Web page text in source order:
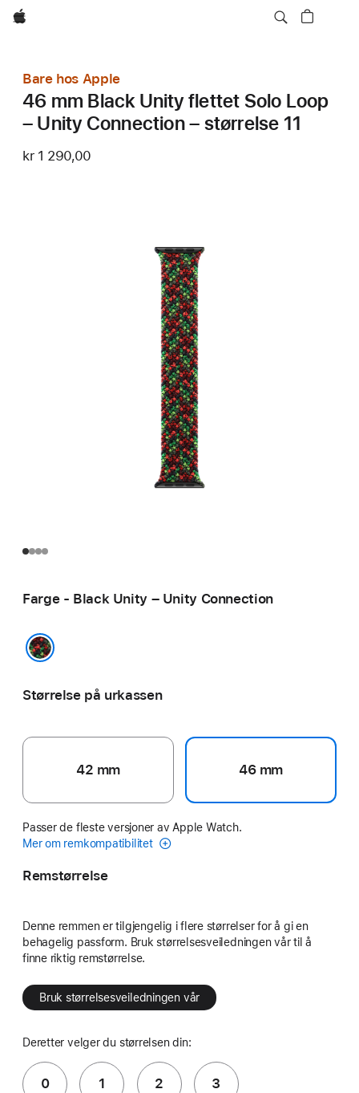
Apple
Bare hos Apple
46 mm Black Unity flettet Solo Loop
– Unity Connection – størrelse 11
kr 1 290,00
Farge - Black Unity – Unity Connection
Størrelse på urkassen
42 mm 46 mm
Passer de fleste versjoner av Apple Watch.
Mer om remkompatibilitet
Remstørrelse
Denne remmen er tilgjengelig i flere størrelser for å gi en
behagelig passform. Bruk størrelsesveiledningen vår til å
finne riktig remstørrelse.
Bruk størrelsesveiledningen vår
Deretter velger du størrelsen din:
0 1 2 3